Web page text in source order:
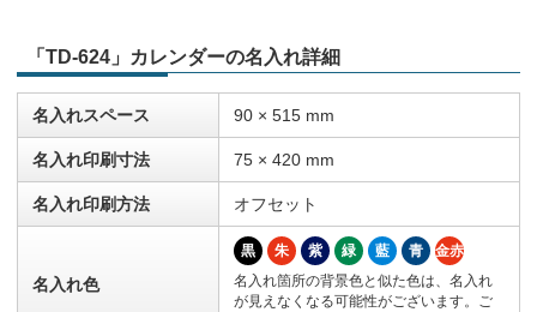
「TD-624」カレンダーの名入れ詳細
名入れスペース 90 × 515 mm
名入れ印刷寸法 75 × 420 mm
名入れ印刷方法 オフセット
名入れ色
黒 朱 紫 緑 藍 青
金赤
名入れ箇所の背景色と似た色は、名入れ
が見えなくなる可能性がございます。ご